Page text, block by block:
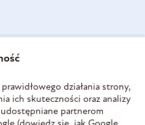
działania strony,
ich skuteczności oraz analizy
partnerom